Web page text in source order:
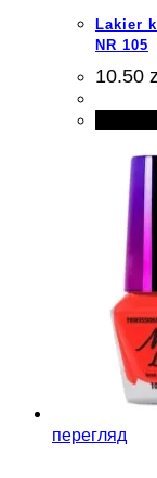
Lakier
NR 105
10.50
перегляд